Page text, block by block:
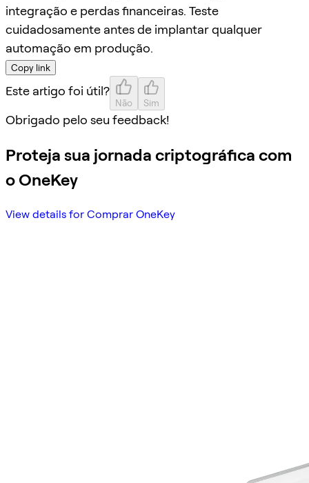
integração e perdas financeiras. Teste
cuidadosamente antes de implantar qualquer
automação em produção.
Copy link
Este artigo foi útil?
Não Sim
Obrigado pelo seu feedback!
Proteja sua jornada criptográfica com
o OneKey
View details for Comprar OneKey